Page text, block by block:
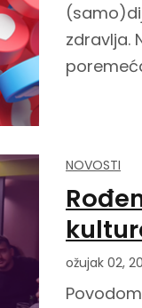
zdravlja.
NOVOSTI
ožujak 02,